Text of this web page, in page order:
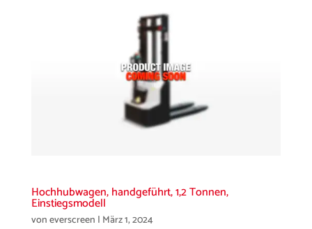
Hochhubwagen, handgeführt, 1,2 Tonnen,
Einstiegsmodell
voneverscreen | März 1, 2024